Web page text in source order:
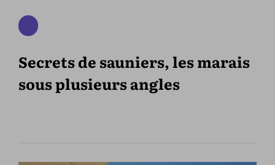
Secrets de sauniers, les marais
sous plusieurs angles